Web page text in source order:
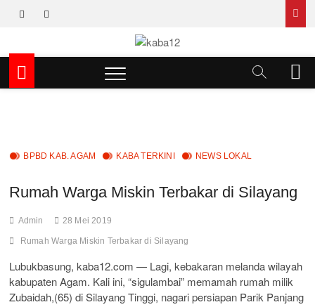
facebookinstagram
kaba12
MEDIA INSPIRASI MASA KINI
M
e
o
n
BPBD KAB. AGAM KABA TERKINI NEWS LOKAL
Rumah Warga Miskin Terbakar di Silayang
Admin 28 Mei 2019
Rumah Warga Miskin Terbakar di Silayang
Lubukbasung, kaba12.com — Lagi, kebakaran melanda wilayah
kabupaten Agam. Kali ini, “sigulambai” memamah rumah milik
Zubaidah,(65) di Silayang Tinggi, nagari persiapan Parik Panjang